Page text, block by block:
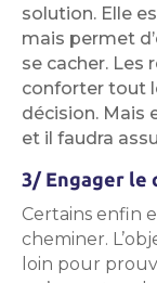
solution. Elle
mais permet
se cacher.
conforter tout
décision. Mais
et il faudra
3/ Engager le
Certains enfin
cheminer.
loin pour